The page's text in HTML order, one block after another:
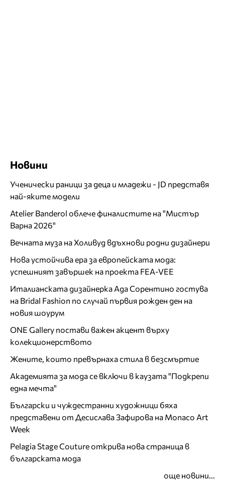
Новини
Ученически раници за деца и младежи - JD представя
най-яките модели
Atelier Banderol облече финалистите на "Мистър
Варна 2026"
Вечната муза на Холивуд вдъхнови родни дизайнери
Нова устойчива ера за европейската мода:
успешният завършек на проекта FEA-VEE
Италианската дизайнерка Ада Сорентино гостува
на Bridal Fashion по случай първия рожден ден на
новия шоурум
ONE Gallery постави важен акцент върху
колекционерството
Жените, които превърнаха стила в безсмъртие
Академията за мода се включи в каузата "Подкрепи
една мечта"
Български и чуждестранни художници бяха
представени от Десислава Зафирова на Monaco Art
Week
Pelagia Stage Couture открива нова страница в
българската мода
още новини...